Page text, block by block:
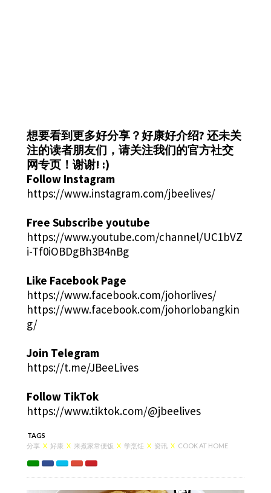
想要看到更多好分享？好康好介绍? 还未关
注的读者朋友们，请关注我们的官方社交
网专页！谢谢! :)
Follow Instagram
https://www.instagram.com/jbeelives/
Free Subscribe youtube
https://www.youtube.com/channel/UC1bVZ
i-Tf0iOBDgBh3B4nBg
Like Facebook Page
https://www.facebook.com/johorlives/
https://www.facebook.com/johorlobangkin
g/
Join Telegram
https://t.me/JBeeLives
Follow TikTok
https://www.tiktok.com/@jbeelives
TAGS
分享 X 好康 X 来煮家常便饭 X 学烹饪 X 资讯 X COOK AT HOME